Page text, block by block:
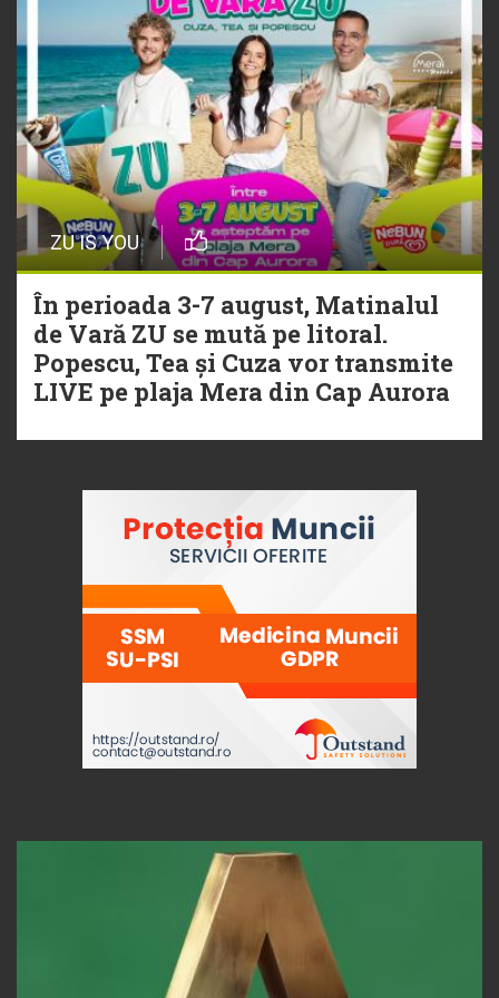
ZU IS YOU
În perioada 3-7 august, Matinalul
de Vară ZU se mută pe litoral.
Popescu, Tea și Cuza vor transmite
LIVE pe plaja Mera din Cap Aurora